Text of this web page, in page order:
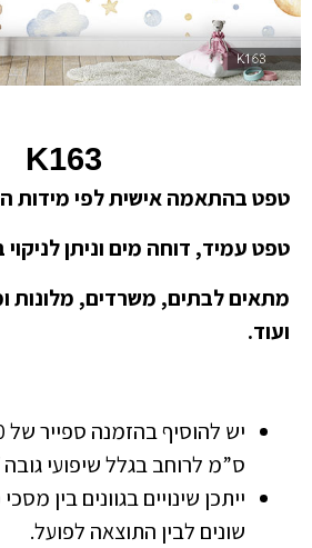
K163
טפט בהתאמה אישית לפי מידות
טפט עמיד, דוחה מים וניתן
מתאים לבתים, משרדים, מלונות
ועוד.
ס”מ לרוחב בגלל שיפועי
ייתכן שינויים בגוונים בין
שונים לבין התוצאה לפועל.